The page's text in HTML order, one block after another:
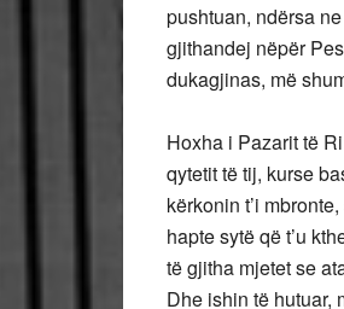
pushtuan, ndërsa
gjithandej nëpër
dukagjinas, më
Hoxha i Pazarit të
qytetit të tij, kurse
kërkonin t’i
hapte sytë që t’u
të gjitha mjetet se
Dhe ishin të hutuar,